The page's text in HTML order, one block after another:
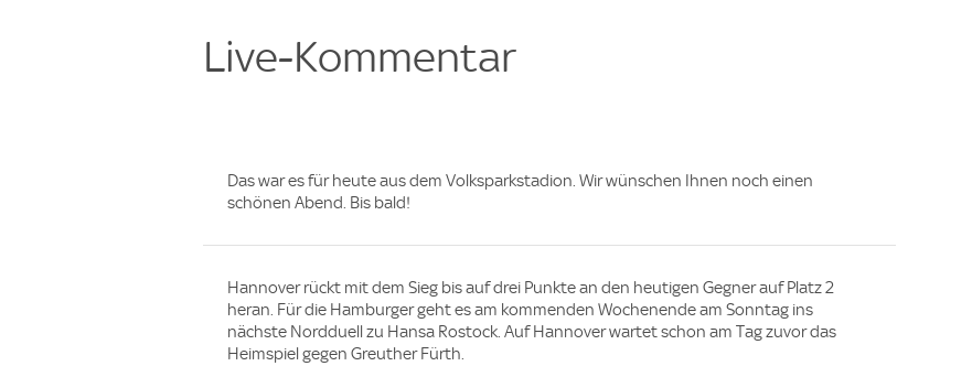
Live-Kommentar
Das war es für heute aus dem Volksparkstadion. Wir wünschen Ihnen noch einen
schönen Abend. Bis bald!
Hannover rückt mit dem Sieg bis auf drei Punkte an den heutigen Gegner auf Platz 2
heran. Für die Hamburger geht es am kommenden Wochenende am Sonntag ins
nächste Nordduell zu Hansa Rostock. Auf Hannover wartet schon am Tag zuvor das
Heimspiel gegen Greuther Fürth.